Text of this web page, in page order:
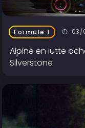
Formule 1 03/
Alpine en lutte
Silverstone